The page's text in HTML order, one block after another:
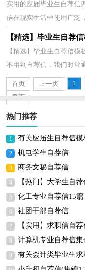
实用的应届毕业生自荐信
信在现实生活中使用广泛
分、合理。写起自荐信来
【精选】毕业生自荐
【精选】毕业生自荐信
不用到自荐信，我们时常
写自荐信而苦恼吗？下面
首页 上一页 1
尾页
热门推荐
1 有关应届生自荐信模
2 机电学生自荐信
3 商务文秘自荐信
4 【热门】大学生自
5 化工专业自荐信15篇
6 社团干部自荐信
7 【实用】求职信自
8 计算机专业自荐信集
9 有关会计类毕业生求